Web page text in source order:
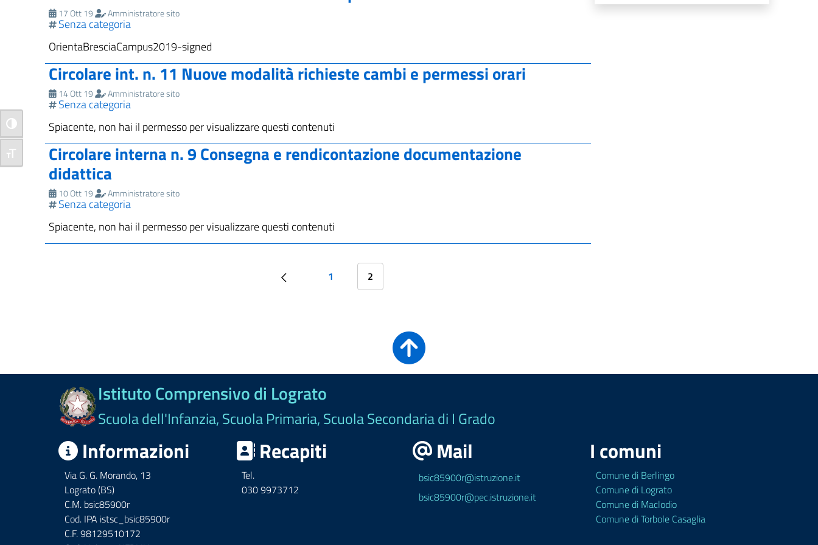
Attiva/disattiva alto contrasto
Attiva/disattiva dimensione testo
17 Ott 19 Amministratore sito
Senza categoria
OrientaBresciaCampus2019-signed
Circolare int. n. 11 Nuove modalità richieste cambi e permessi orari
14 Ott 19 Amministratore sito
Senza categoria
Spiacente, non hai il permesso per visualizzare questi contenuti
Circolare interna n. 9 Consegna e rendicontazione documentazione
didattica
10 Ott 19 Amministratore sito
Senza categoria
Spiacente, non hai il permesso per visualizzare questi contenuti
1 2
Istituto Comprensivo di Lograto
Scuola dell'Infanzia, Scuola Primaria, Scuola Secondaria di I Grado
Informazioni
Via G. G. Morando, 13
Lograto (BS)
C.M. bsic85900r
Cod. IPA istsc_bsic85900r
C.F. 98129510172
Recapiti
Tel.
030 9973712
Mail
bsic85900r@istruzione.it
bsic85900r@pec.istruzione.it
I comuni
Comune di Berlingo
Comune di Lograto
Comune di Maclodio
Comune di Torbole Casaglia